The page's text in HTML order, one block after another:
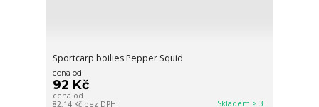
Sportcarp boilies Pepper Squid
cena od
92 Kč
cena od
82,14 Kč bez DPH Skladem > 3